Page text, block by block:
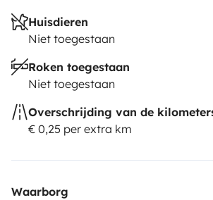
Huisdieren
Niet toegestaan
Roken toegestaan
Niet toegestaan
Overschrijding van de
€ 0,25 per extra km
Waarborg